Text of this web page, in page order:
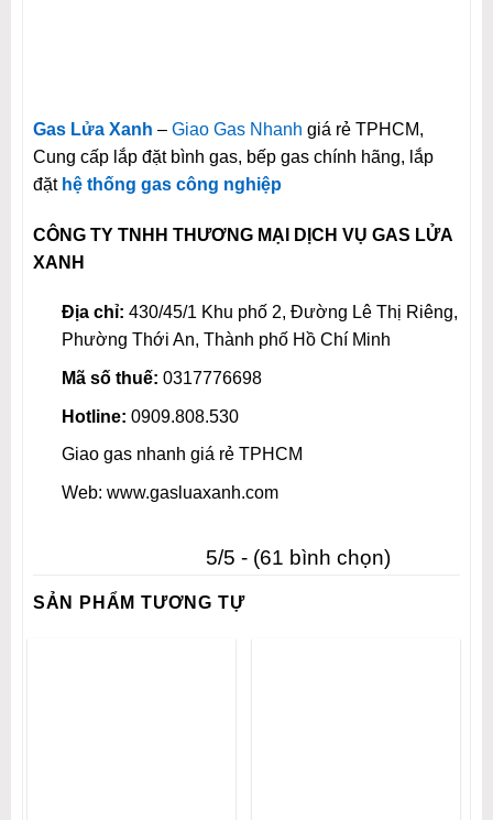
Gas Lửa Xanh – Giao Gas Nhanh giá rẻ TPHCM,
Cung cấp lắp đặt bình gas, bếp gas chính hãng, lắp
đặt hệ thống gas công nghiệp
CÔNG TY TNHH THƯƠNG MẠI DỊCH VỤ GAS LỬA
XANH
Địa chỉ: 430/45/1 Khu phố 2, Đường Lê Thị Riêng,
Phường Thới An, Thành phố Hồ Chí Minh
Mã số thuế: 0317776698
Hotline: 0909.808.530
Giao gas nhanh giá rẻ TPHCM
Web: www.gasluaxanh.com
5/5 - (61 bình chọn)
SẢN PHẨM TƯƠNG TỰ